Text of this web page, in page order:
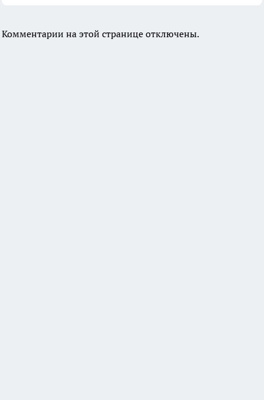
Комментарии на этой странице отключены.